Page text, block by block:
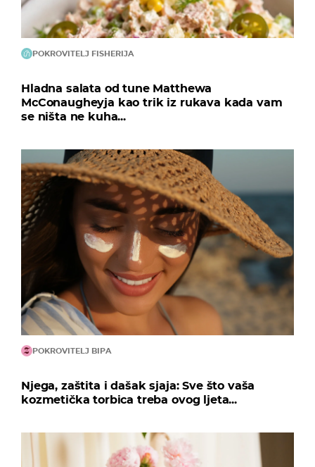
POKROVITELJ FISHERIJA
Hladna salata od tune Matthewa
McConaugheyja kao trik iz rukava kada vam
se ništa ne kuha...
POKROVITELJ BIPA
Njega, zaštita i dašak sjaja: Sve što vaša
kozmetička torbica treba ovog ljeta...